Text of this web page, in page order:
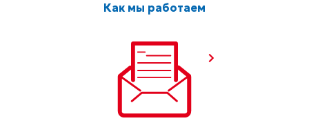
Как мы работаем